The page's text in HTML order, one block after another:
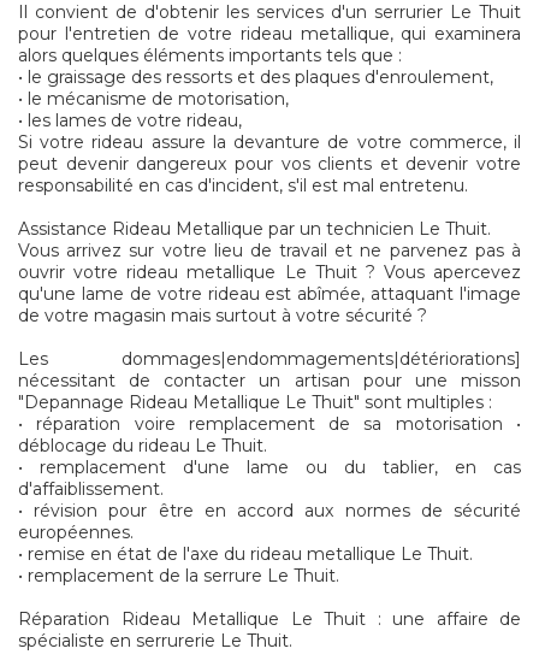
Il convient de d'obtenir les services d'un serrurier Le Thuit
pour l'entretien de votre rideau metallique, qui examinera
alors quelques éléments importants tels que :
• le graissage des ressorts et des plaques d'enroulement,
• le mécanisme de motorisation,
• les lames de votre rideau,
Si votre rideau assure la devanture de votre commerce, il
peut devenir dangereux pour vos clients et devenir votre
responsabilité en cas d'incident, s'il est mal entretenu.
Assistance Rideau Metallique par un technicien Le Thuit.
Vous arrivez sur votre lieu de travail et ne parvenez pas à
ouvrir votre rideau metallique Le Thuit ? Vous apercevez
qu'une lame de votre rideau est abîmée, attaquant l'image
de votre magasin mais surtout à votre sécurité ?
Les dommages|endommagements|détériorations]
nécessitant de contacter un artisan pour une misson
"Depannage Rideau Metallique Le Thuit" sont multiples :
• réparation voire remplacement de sa motorisation •
déblocage du rideau Le Thuit.
• remplacement d'une lame ou du tablier, en cas
d'affaiblissement.
• révision pour être en accord aux normes de sécurité
européennes.
• remise en état de l'axe du rideau metallique Le Thuit.
• remplacement de la serrure Le Thuit.
Réparation Rideau Metallique Le Thuit : une affaire de
spécialiste en serrurerie Le Thuit.